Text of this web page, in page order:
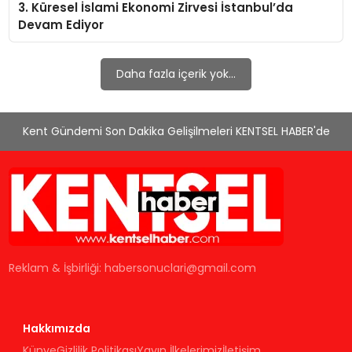
KÜLTÜR & SANAT
3. Küresel İslami Ekonomi Zirvesi İstanbul’da
Devam Ediyor
Daha fazla içerik yok...
Kent Gündemi Son Dakika Gelişilmeleri KENTSEL HABER'de
Reklam & İşbirliği:habersonuclari@gmail.com
Hakkımızda